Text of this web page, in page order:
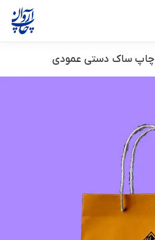
چاپ ساک دستی عمودی